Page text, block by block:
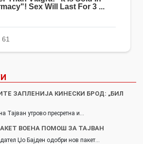
ЗАПЛЕНИЈА КИНЕСКИ БРОД: „БИЛ
Тајван утрово пресретна и…
ВОЕНА ПОМОШ ЗА ТАЈВАН
Џо Бајден одобри нов пакет…